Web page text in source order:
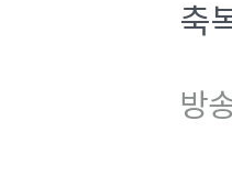
축
방